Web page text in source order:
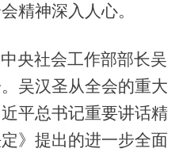
精神深入人心。
央社会工作部部长吴
吴汉圣从全会的重大
平总书记重要讲话精
》提出的进一步全面